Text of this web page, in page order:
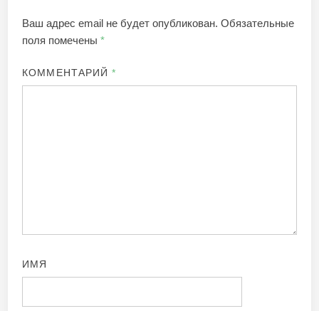
Ваш адрес email не будет опубликован. Обязательные
поля помечены*
КОММЕНТАРИЙ*
ИМЯ